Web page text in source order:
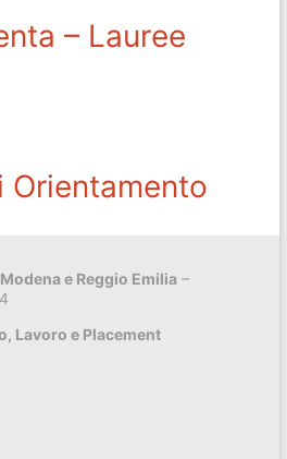
– Lauree
Orientamento
e Reggio Emilia–
Lavoro e Placement